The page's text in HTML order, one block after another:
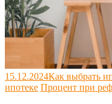
15.12.2024Как выбрать
ипотеке Процент при